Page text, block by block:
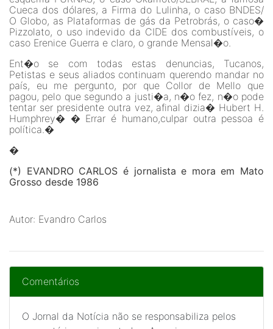
Cueca dos dólares, a Firma do Lulinha, o caso BNDES/
O Globo, as Plataformas de gás da Petrobrás, o caso�
Pizzolato, o uso indevido da CIDE dos combustíveis, o
caso Erenice Guerra e claro, o grande Mensal�o.
Ent�o se com todas estas denuncias, Tucanos,
Petistas e seus aliados continuam querendo mandar no
país, eu me pergunto, por que Collor de Mello que
pagou, pelo que segundo a justi�a, n�o fez, n�o pode
tentar ser presidente outra vez, afinal dizia� Hubert H.
Humphrey� � Errar é humano,culpar outra pessoa é
política.�
�
(*) EVANDRO CARLOS é jornalista e mora em Mato
Grosso desde 1986
Autor: Evandro Carlos
Comentários
O Jornal da Notícia não se responsabiliza pelos